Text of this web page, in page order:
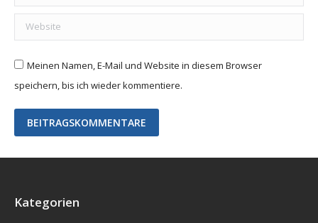
Website
Meinen Namen, E-Mail und Website in diesem Browser
speichern, bis ich wieder kommentiere.
BEITRAGSKOMMENTARE
Kategorien